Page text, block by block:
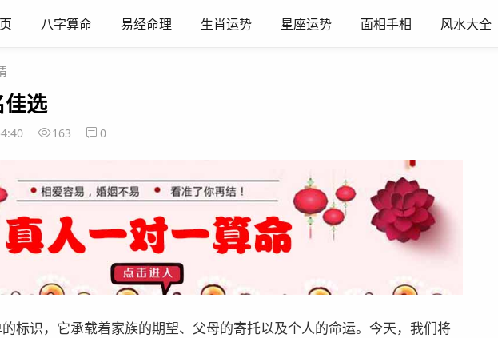
八字算命 易经命理 生肖运势 星座运势 面相手相 风水大全
选
163 0
标识，它承载着家族的期望、父母的寄托以及个人的命运。今天，我们将